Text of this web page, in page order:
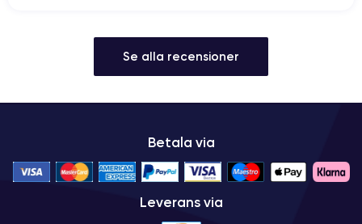
Se alla recensioner
Betala via
Leverans via